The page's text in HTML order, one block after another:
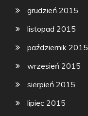
grudzień 2015
listopad 2015
październik 2015
wrzesień 2015
sierpień 2015
lipiec 2015